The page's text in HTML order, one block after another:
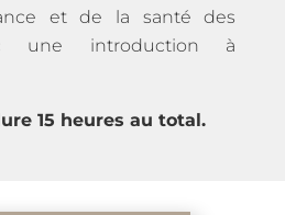
et de la santé des
une introduction à
15 heures au total.